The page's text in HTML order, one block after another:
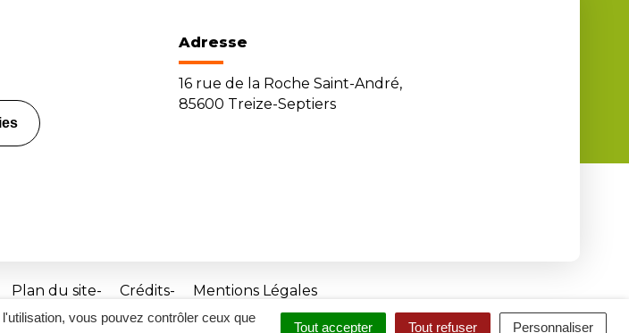
vous pouvez contrôler ceux que
Tout accepter Tout refuser Personnaliser
Adresse
16 rue de la Roche Saint-André,
85600 Treize-Septiers
Plan du site Crédits Mentions Légales